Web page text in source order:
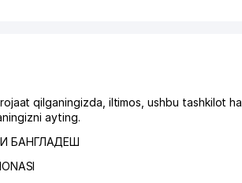
qilganingizda, iltimos, ushbu tashkilot
ayting.
БАНГЛАДЕШ